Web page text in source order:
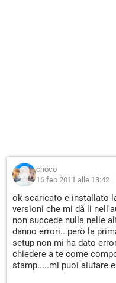
choco
16 feb 2011 alle 13:42
ok scaricato e installato
versioni che mi dà li
non succede nulla nelle
danno errori...però la
setup non mi ha dato
chiedere a te come
stamp.....mi puoi aiutare